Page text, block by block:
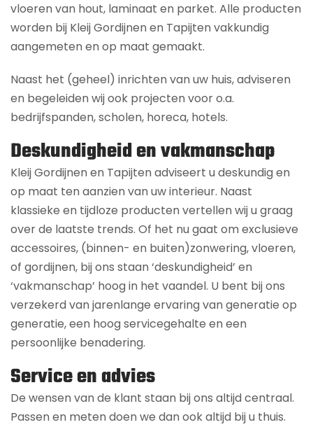
vloeren van hout, laminaat en parket. Alle producten
worden bij Kleij Gordijnen en Tapijten vakkundig
aangemeten en op maat gemaakt.
Naast het (geheel) inrichten van uw huis, adviseren
en begeleiden wij ook projecten voor o.a.
bedrijfspanden, scholen, horeca, hotels.
Deskundigheid en vakmanschap
Kleij Gordijnen en Tapijten adviseert u deskundig en
op maat ten aanzien van uw interieur. Naast
klassieke en tijdloze producten vertellen wij u graag
over de laatste trends. Of het nu gaat om exclusieve
accessoires, (binnen- en buiten)zonwering, vloeren,
of gordijnen, bij ons staan ‘deskundigheid’ en
‘vakmanschap’ hoog in het vaandel. U bent bij ons
verzekerd van jarenlange ervaring van generatie op
generatie, een hoog servicegehalte en een
persoonlijke benadering.
Service en advies
De wensen van de klant staan bij ons altijd centraal.
Passen en meten doen we dan ook altijd bij u thuis.